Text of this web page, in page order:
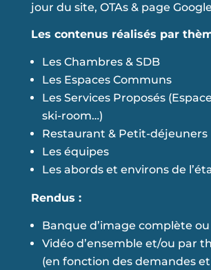
jour du site, OTAs & page
Les contenus réalisés par
Les Chambres & SDB
Les Espaces Communs
Les Services Proposés
ski-room…)
Restaurant & Petit-déjeuners
Les équipes
Les abords et environs de
Rendus :
Banque d’image complète
Vidéo d’ensemble et/ou par
(en fonction des demandes et